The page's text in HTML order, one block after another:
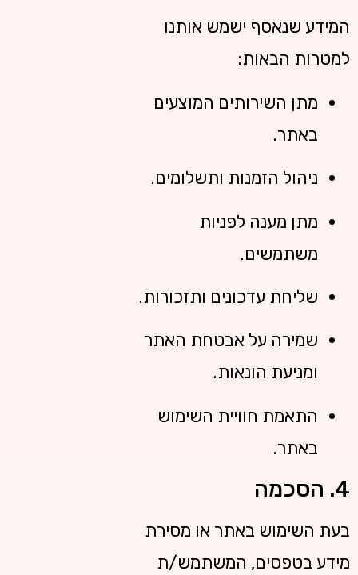
המידע שנאסף ישמש אותנו
למטרות הבאות:
מתן השירותים המוצעים
באתר.
ניהול הזמנות ותשלומים.
מתן מענה לפניות
משתמשים.
שליחת עדכונים ותזכורות.
שמירה על אבטחת האתר
ומניעת הונאות.
התאמת חוויית השימוש
באתר.
4. הסכמה
בעת השימוש באתר או מסירת
מידע בטפסים, המשתמש/ת